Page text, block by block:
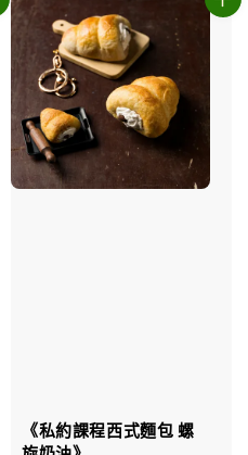
《私約課程西式麵包 螺